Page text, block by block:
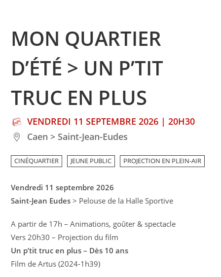
MON QUARTIER
D’ÉTÉ > UN P’TIT
TRUC EN PLUS
VENDREDI 11 SEPTEMBRE 2026 | 20H30
Caen > Saint-Jean-Eudes
CINÉQUARTIER JEUNE PUBLIC PROJECTION EN PLEIN-AIR
Vendredi 11 septembre 2026
Saint-Jean Eudes> Pelouse de la Halle Sportive
A partir de 17h – Animations, goûter & spectacle
Vers 20h30 – Projection du film
Un p’tit truc en plus – Dès 10 ans
Film de Artus (2024-1h39)